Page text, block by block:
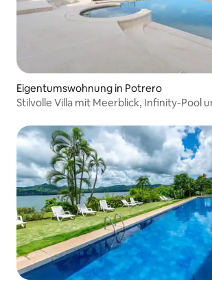
Eigentumswohnung in Potrero
Stilvolle Villa mit Meerblick, Infinity-Pool